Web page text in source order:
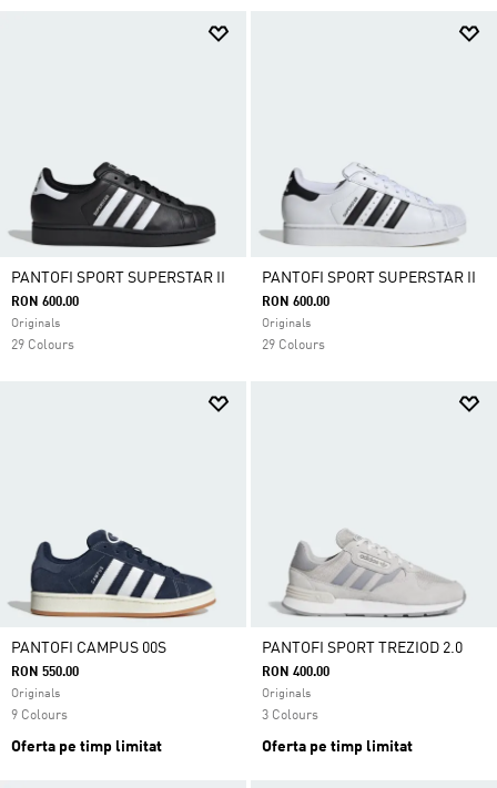
și concentrată asupra antrenamentului tău.
PANTOFI SPORT SUPERSTAR II
RON 600.00
Originals
29 Colours
PANTOFI SPORT SUPERSTAR II
RON 600.00
Originals
29 Colours
PANTOFI CAMPUS 00S
RON 550.00
Originals
9 Colours
Oferta pe timp limitat
PANTOFI SPORT TREZIOD 2.0
RON 400.00
Originals
3 Colours
Oferta pe timp limitat